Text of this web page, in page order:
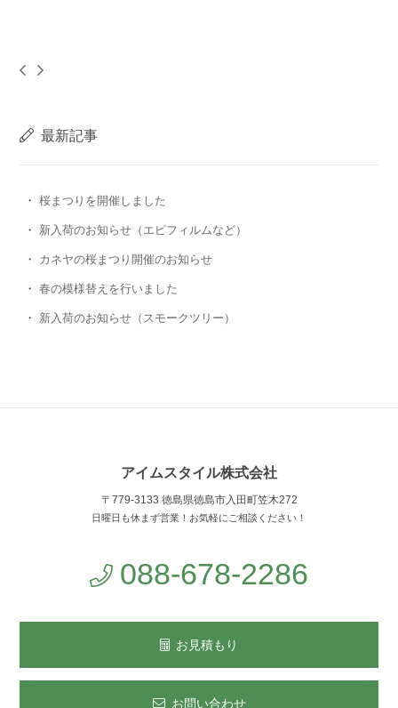
最新記事
桜まつりを開催しました
新入荷のお知らせ（エピフィルムなど）
カネヤの桜まつり開催のお知らせ
春の模様替えを行いました
新入荷のお知らせ（スモークツリー）
アイムスタイル株式会社
〒779-3133 徳島県徳島市入田町笠木272
日曜日も休まず営業！お気軽にご相談ください！
088-678-2286
お見積もり
お問い合わせ